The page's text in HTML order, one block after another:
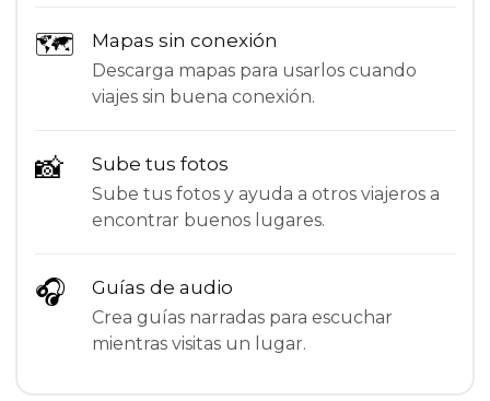
🗺 Mapas sin conexión
Descarga mapas para usarlos cuando
viajes sin buena conexión.
📸 Sube tus fotos
Sube tus fotos y ayuda a otros viajeros a
encontrar buenos lugares.
🎧 Guías de audio
Crea guías narradas para escuchar
mientras visitas un lugar.